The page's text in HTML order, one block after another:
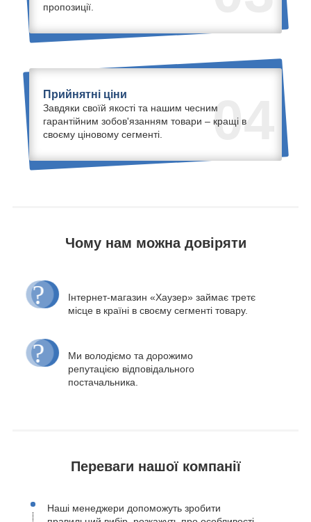
пропозиції.
04
Прийнятні ціни
Завдяки своїй якості та нашим чесним
гарантійним зобов'язанням товари – кращі в
своєму ціновому сегменті.
Чому нам можна довіряти
Інтернет-магазин «Хаузер» займає третє
місце в країні в своєму сегменті товару.
Ми володіємо та дорожимо
репутацією відповідального
постачальника.
Переваги нашої компанії
Наші менеджери допоможуть зробити